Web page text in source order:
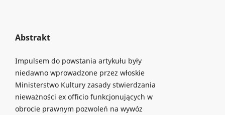
Abstrakt
Impulsem do powstania artykułu były
niedawno wprowadzone przez włoskie
Ministerstwo Kultury zasady stwierdzania
nieważności ex officio funkcjonujących w
obrocie prawnym pozwoleń na wywóz